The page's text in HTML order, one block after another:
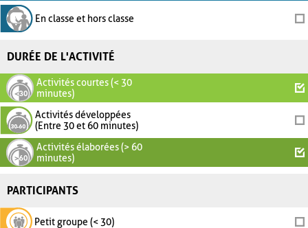
En classe et hors classe
DURÉE DE L'ACTIVITÉ
Activités courtes (< 30
minutes)
Activités développées
(Entre 30 et 60 minutes)
Activités élaborées (> 60
minutes)
PARTICIPANTS
Petit groupe (< 30)